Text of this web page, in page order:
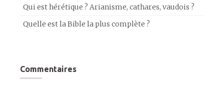
Qui est hérétique ? Arianisme, cathares, vaudois ?
Quelle est la Bible la plus complète ?
Commentaires